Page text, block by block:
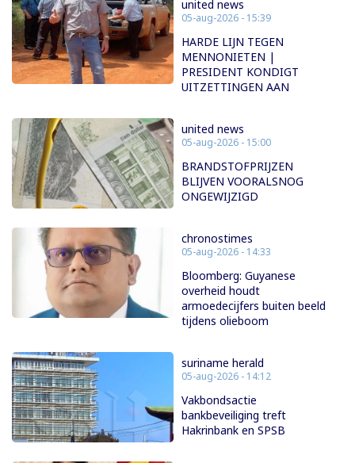
united news
05-aug-2026 - 15:39
HARDE LIJN TEGEN
MENNONIETEN |
PRESIDENT KONDIGT
UITZETTINGEN AAN
united news
05-aug-2026 - 15:00
BRANDSTOFPRIJZEN
BLIJVEN VOORALSNOG
ONGEWIJZIGD
chronostimes
05-aug-2026 - 14:33
Bloomberg: Guyanese
overheid houdt
armoedecijfers buiten beeld
tijdens olieboom
suriname herald
05-aug-2026 - 14:12
Vakbondsactie
bankbeveiliging treft
Hakrinbank en SPSB